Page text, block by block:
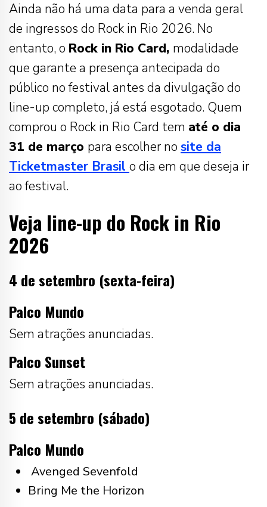
Ainda não há uma data para a venda geral
de ingressos do Rock in Rio 2026. No
entanto, o Rock in Rio Card, modalidade
que garante a presença antecipada do
público no festival antes da divulgação do
line-up completo, já está esgotado. Quem
comprou o Rock in Rio Card tem até o dia
31 de março para escolher no site da
Ticketmaster Brasil o dia em que deseja ir
ao festival.
Veja line-up do Rock in Rio
2026
4 de setembro (sexta-feira)
Palco Mundo
Sem atrações anunciadas.
Palco Sunset
Sem atrações anunciadas.
5 de setembro (sábado)
Palco Mundo
Avenged Sevenfold
Bring Me the Horizon